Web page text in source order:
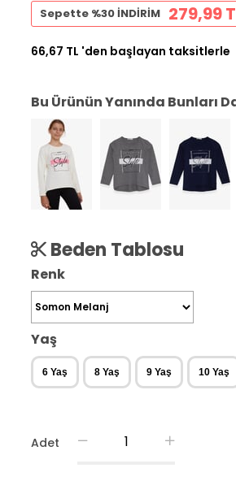
Sepette %30 İNDİRİM 279,99
66,67 TL 'den başlayan taksitlerle
Bu Ürünün Yanında Bunları
Beden Tablosu
Renk
Yaş
6 Yaş 8 Yaş 9 Yaş 10 Yaş
Adet